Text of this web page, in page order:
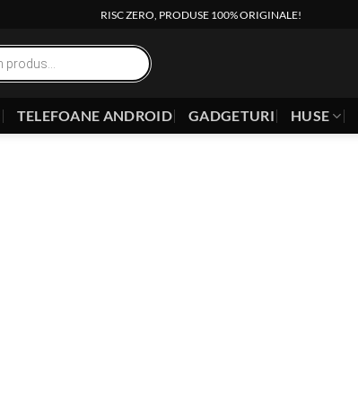
RISC ZERO, PRODUSE 100% ORIGINALE!
TELEFOANE ANDROID GADGETURI HUSE